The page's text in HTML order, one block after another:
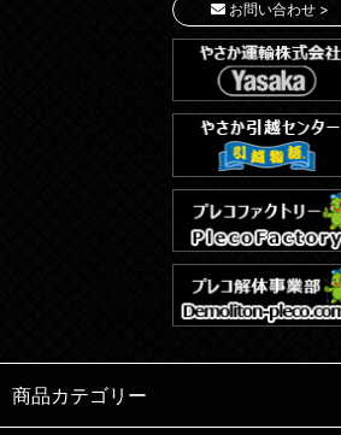
お問い合わせ >
商品カテゴリー